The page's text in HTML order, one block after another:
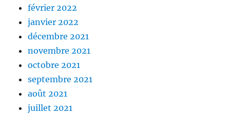
février 2022
janvier 2022
décembre 2021
novembre 2021
octobre 2021
septembre 2021
août 2021
juillet 2021